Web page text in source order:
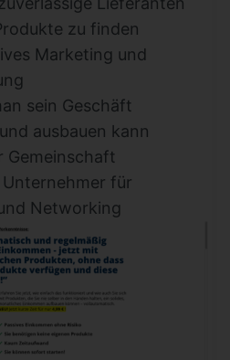
zu finden
Marketing und
sein Geschäft
ausbauen kann
Gemeinschaft
für
Networking